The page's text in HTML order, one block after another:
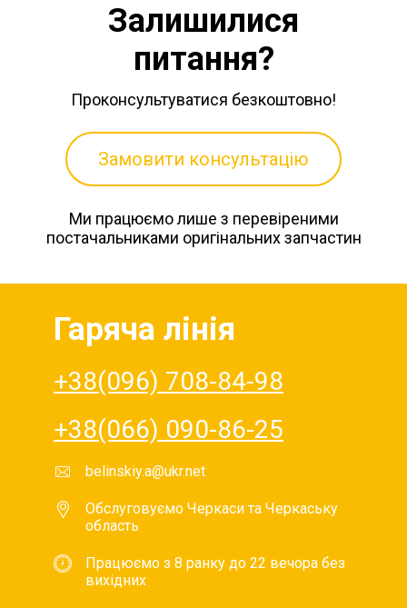
Залишилися
питання?
Проконсультуватися безкоштовно!
Ми працюємо лише з перевіреними
постачальниками оригінальних запчастин
Замовити консультацію
Гаряча лінія
+38(096) 708-84-98
+38(066) 090-86-25
belinskiy.a@ukr.net
Обслуговуємо Черкаси та Черкаську
область
Працюємо з 8 ранку до 22 вечора без
вихідних